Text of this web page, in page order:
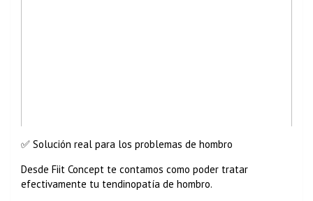
✅ Solución real para los problemas de hombro
Desde Fiit Concept te contamos como poder tratar
efectivamente tu tendinopatía de hombro.